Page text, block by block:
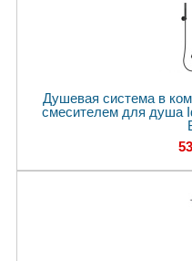
Душевая система в
смесителем для душа